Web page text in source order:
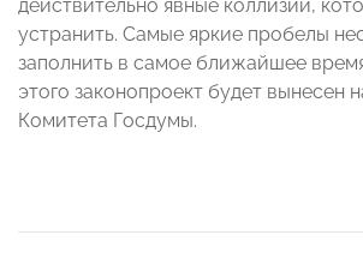
действительно явные коллизии,
устранить. Самые яркие пробелы
заполнить в самое ближайшее
этого законопроект будет вынесен
Комитета Госдумы.